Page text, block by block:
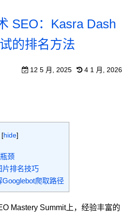
SEO：Kasra Dash
的排名方法
12 5 月, 2025 4 1 月, 2026
[hide]
颈
片排名技巧
爬取路径
Mastery Summit上，经验丰富的